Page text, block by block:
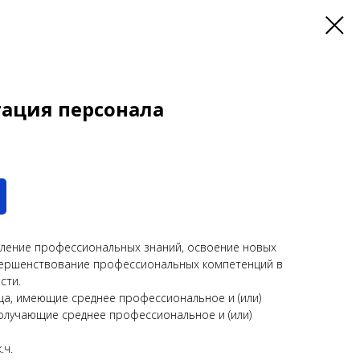
персонала
профессиональных знаний, освоение новых
профессиональных компетенций в
имеющие среднее профессиональное и (или)
среднее профессиональное и (или)